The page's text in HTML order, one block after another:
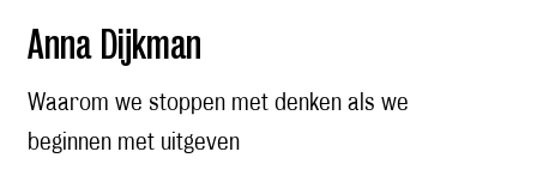
Anna Dijkman
Waarom we stoppen met denken als we
beginnen met uitgeven